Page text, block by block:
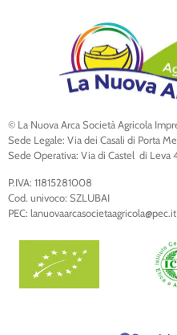
© La Nuova Arca Società Agricola
Sede Legale: Via dei Casali di Porta
Sede Operativa: Via di Castel di Leva
P.IVA: 11815281008
Cod. univoco: SZLUBAI
PEC: lanuovaarcasocietaagricola@pec.it